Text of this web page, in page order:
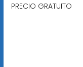
PRECIO GRATUITO